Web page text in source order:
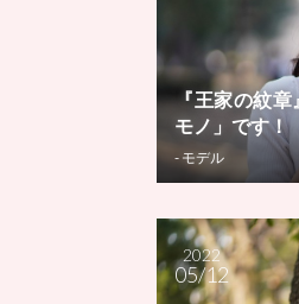
『王家の紋章
モノ」です！
- モデル
2022
05/12